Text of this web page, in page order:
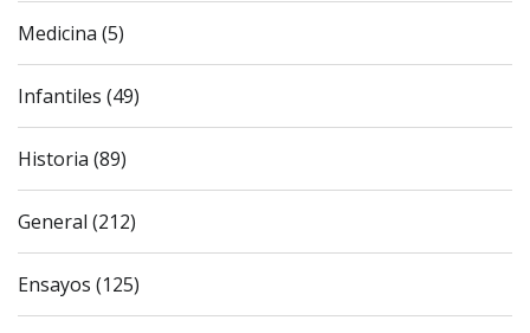
Medicina (5)
Infantiles (49)
Historia (89)
General (212)
Ensayos (125)